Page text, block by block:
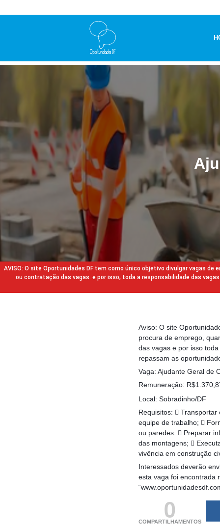
AVISO: O site Oportunidades DF tem como único objetivo divulgar vagas
ou contratação das vagas. e por isso, toda a responsabilidade das
Aviso: O site
procura de emprego,
das vagas e por isso
repassam as
Vaga: Ajudante Geral de
Remuneração:
Local: Sobradinho/DF
Requisitos: 
equipe de trabalho; 
ou paredes.  Preparar
das montagens; 
vivência em construção
Interessados deverão
esta vaga foi encontrada
0
COMPARTILHAMENTOS